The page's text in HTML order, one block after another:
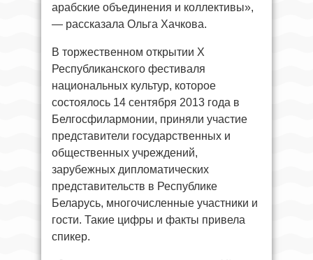
арабские объединения и коллективы»,
— рассказала Ольга Хачкова.
В торжественном открытии Х
Республиканского фестиваля
национальных культур, которое
состоялось 14 сентября 2013 года в
Белгосфилармонии, приняли участие
представители государственных и
общественных учреждений,
зарубежных дипломатических
представительств в Республике
Беларусь, многочисленные участники и
гости. Такие цифры и факты привела
спикер.